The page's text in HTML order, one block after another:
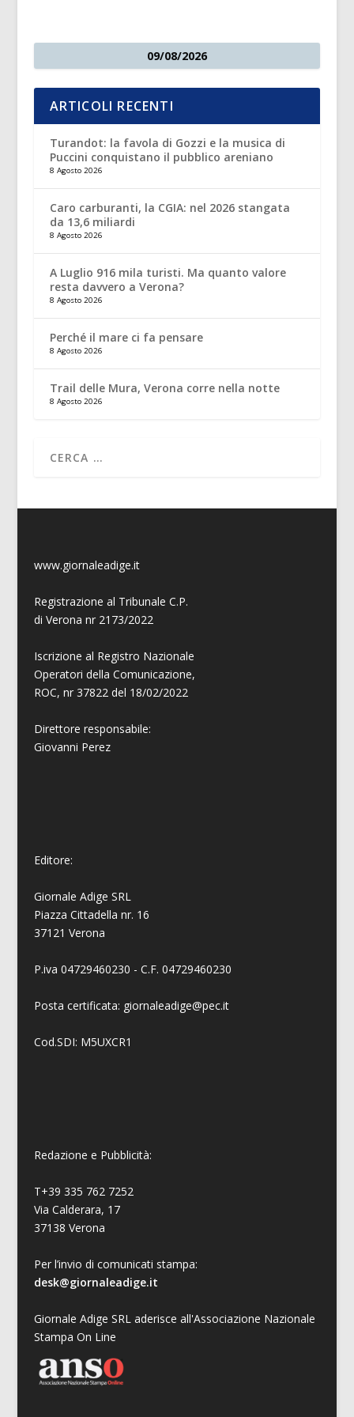
09/08/2026
ARTICOLI RECENTI
Turandot: la favola di Gozzi e la musica di
Puccini conquistano il pubblico areniano
8 Agosto 2026
Caro carburanti, la CGIA: nel 2026 stangata
da 13,6 miliardi
8 Agosto 2026
A Luglio 916 mila turisti. Ma quanto valore
resta davvero a Verona?
8 Agosto 2026
Perché il mare ci fa pensare
8 Agosto 2026
Trail delle Mura, Verona corre nella notte
8 Agosto 2026
www.giornaleadige.it
Registrazione al Tribunale C.P.
di Verona nr 2173/2022
Iscrizione al Registro Nazionale
Operatori della Comunicazione,
ROC, nr 37822 del 18/02/2022
Direttore responsabile:
Giovanni Perez
Editore:
Giornale Adige SRL
Piazza Cittadella nr. 16
37121 Verona
P.iva 04729460230 - C.F. 04729460230
Posta certificata: giornaleadige@pec.it
Cod.SDI: M5UXCR1
Redazione e Pubblicità:
T+39 335 762 7252
Via Calderara, 17
37138 Verona
Per l’invio di comunicati stampa:
desk@giornaleadige.it
Giornale Adige SRL aderisce all'Associazione Nazionale
Stampa On Line